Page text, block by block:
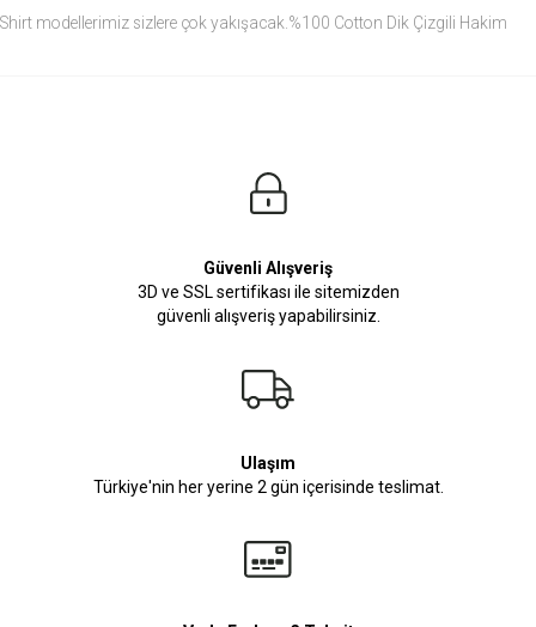
Shirt modellerimiz sizlere çok yakışacak.%100 Cotton Dik Çizgili Hakim
Güvenli Alışveriş
3D ve SSL sertifikası ile sitemizden
güvenli alışveriş yapabilirsiniz.
Ulaşım
Türkiye'nin her yerine 2 gün içerisinde teslimat.